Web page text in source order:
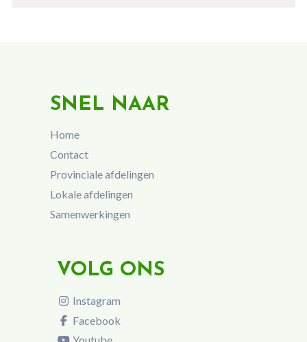
SNEL NAAR
Home
Contact
Provinciale afdelingen
Lokale afdelingen
Samenwerkingen
VOLG ONS
Instagram
Facebook